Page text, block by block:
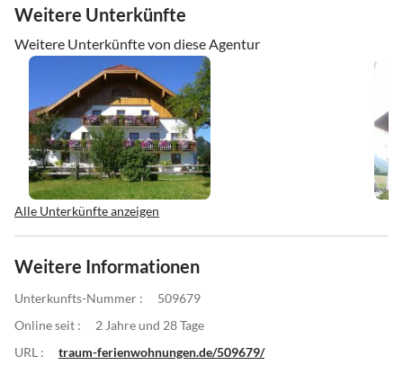
Weitere Unterkünfte
Weitere Unterkünfte von diese Agentur
Alle Unterkünfte anzeigen
Weitere Informationen
Unterkunfts-Nummer :
509679
Online seit :
2 Jahre und 28 Tage
URL :
traum-ferienwohnungen.de/509679/